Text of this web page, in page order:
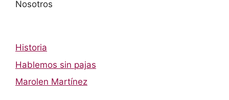
Nosotros
Historia
Hablemos sin pajas
Marolen Martínez